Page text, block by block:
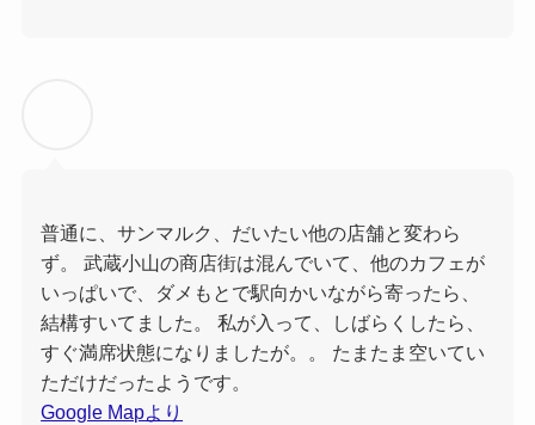
普通に、サンマルク、だいたい他の店舗と変わら
ず。 武蔵小山の商店街は混んでいて、他のカフェが
いっぱいで、ダメもとで駅向かいながら寄ったら、
結構すいてました。 私が入って、しばらくしたら、
すぐ満席状態になりましたが。。 たまたま空いてい
ただけだったようです。
Google Mapより